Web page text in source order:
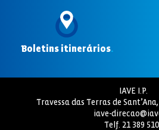
Boletins itinerários.
IAVE I.P.
Travessa das Terras de
iave-
Telf. 21 389